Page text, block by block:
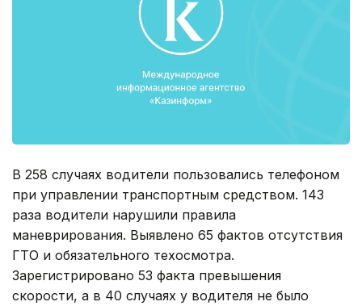
В 258 случаях водители пользовались телефоном
при управлении транспортным средством. 143
раза водители нарушили правила
маневрирования. Выявлено 65 фактов отсутствия
ГТО и обязательного техосмотра.
Зарегистрировано 53 факта превышения
скорости, а в 40 случаях у водителя не было